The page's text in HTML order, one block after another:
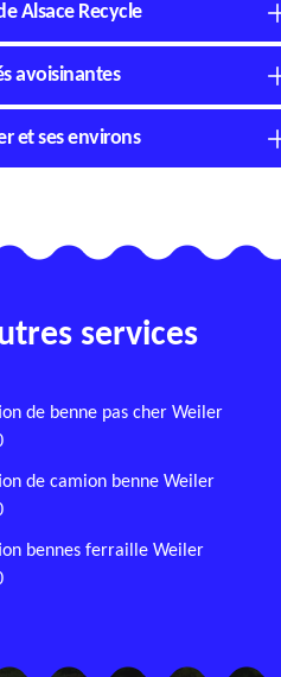
Alsace Recycle
avoisinantes
et ses environs
services
de benne pas cher Weiler
de camion benne Weiler
bennes ferraille Weiler